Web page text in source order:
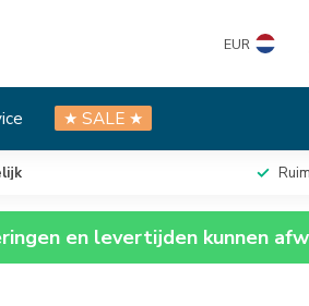
EUR
★ SALE ★
Ruim
en levertijden kunnen